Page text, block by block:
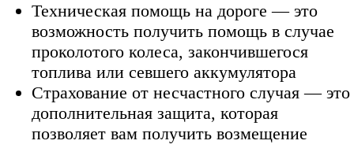
Техническая помощь на дороге — это
возможность получить помощь в случае
проколотого колеса, закончившегося
топлива или севшего аккумулятора
Страхование от несчастного случая — это
дополнительная защита, которая
позволяет вам получить возмещение